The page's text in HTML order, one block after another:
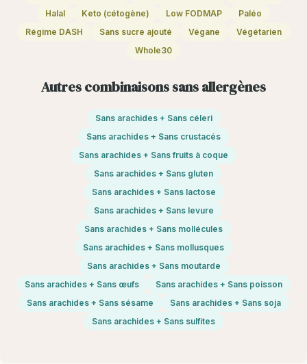
Halal
Keto (cétogène) Low FODMAP
Paléo
Régime DASH
Sans sucre ajouté Végane
Végétarien
Whole30
Autres combinaisons sans allergènes
Sans arachides + Sans céleri
Sans arachides + Sans crustacés
Sans arachides + Sans fruits à coque
Sans arachides + Sans gluten
Sans arachides + Sans lactose
Sans arachides + Sans levure
Sans arachides + Sans mollécules
Sans arachides + Sans mollusques
Sans arachides + Sans moutarde
Sans arachides + Sans œufs
Sans arachides + Sans poisson
Sans arachides + Sans sésame
Sans arachides + Sans soja
Sans arachides + Sans sulfites